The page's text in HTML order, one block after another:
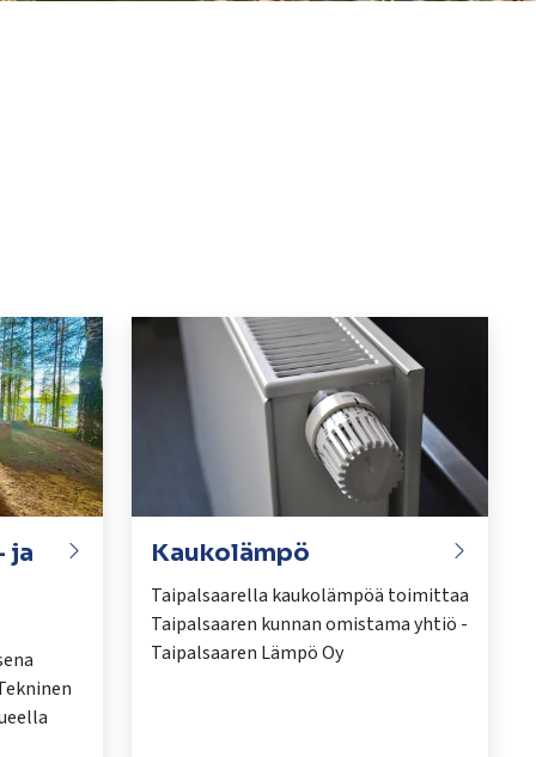
ja Kaukolämpö
Taipalsaarella kaukolämpöä toimittaa
Taipalsaaren kunnan omistama yhtiö -
Taipalsaaren Lämpö Oy